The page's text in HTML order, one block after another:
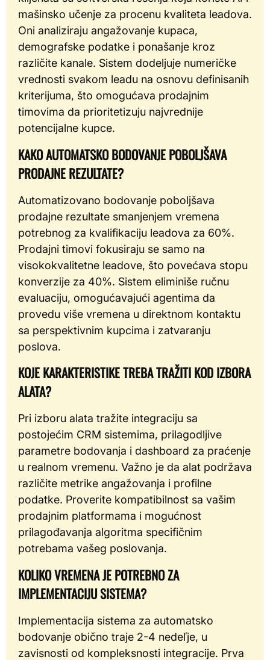
mašinsko učenje za procenu kvaliteta leadova.
Oni analiziraju angažovanje kupaca,
demografske podatke i ponašanje kroz
različite kanale. Sistem dodeljuje numeričke
vrednosti svakom leadu na osnovu definisanih
kriterijuma, što omogućava prodajnim
timovima da prioritetizuju najvrednije
potencijalne kupce.
KAKO AUTOMATSKO BODOVANJE POBOLJŠAVA
PRODAJNE REZULTATE?
Automatizovano bodovanje poboljšava
prodajne rezultate smanjenjem vremena
potrebnog za kvalifikaciju leadova za 60%.
Prodajni timovi fokusiraju se samo na
visokokvalitetne leadove, što povećava stopu
konverzije za 40%. Sistem eliminiše ručnu
evaluaciju, omogućavajući agentima da
provedu više vremena u direktnom kontaktu
sa perspektivnim kupcima i zatvaranju
poslova.
KOJE KARAKTERISTIKE TREBA TRAŽITI KOD IZBORA
ALATA?
Pri izboru alata tražite integraciju sa
postojećim CRM sistemima, prilagodljive
parametre bodovanja i dashboard za praćenje
u realnom vremenu. Važno je da alat podržava
različite metrike angažovanja i profilne
podatke. Proverite kompatibilnost sa vašim
prodajnim platformama i mogućnost
prilagođavanja algoritma specifičnim
potrebama vašeg poslovanja.
KOLIKO VREMENA JE POTREBNO ZA
IMPLEMENTACIJU SISTEMA?
Implementacija sistema za automatsko
bodovanje obično traje 2-4 nedeľje, u
zavisnosti od kompleksnosti integracije. Prva